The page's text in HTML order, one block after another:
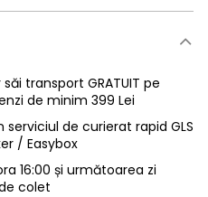
transport GRATUIT pe
de minim 399 Lei
de curierat rapid GLS
/ Easybox
16:00 și următoarea zi
colet